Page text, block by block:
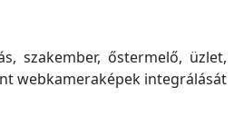
szakember, őstermelő, üzlet,
webkameraképek integrálását